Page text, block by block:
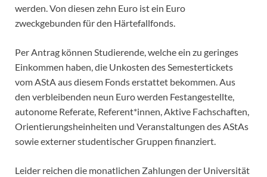
werden. Von diesen zehn Euro ist ein Euro
zweckgebunden für den Härtefallfonds.
Per Antrag können Studierende, welche ein zu geringes
Einkommen haben, die Unkosten des Semestertickets
vom AStA aus diesem Fonds erstattet bekommen. Aus
den verbleibenden neun Euro werden Festangestellte,
autonome Referate, Referent*innen, Aktive Fachschaften,
Orientierungsheinheiten und Veranstaltungen des AStAs
sowie externer studentischer Gruppen finanziert.
Leider reichen die monatlichen Zahlungen der Universität